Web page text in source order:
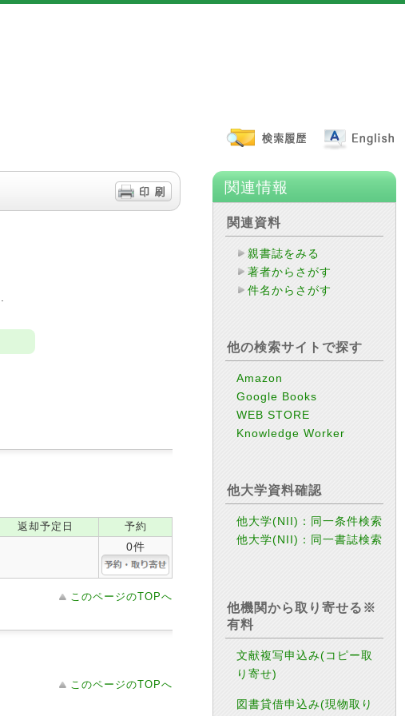
返却予定日 予約
0件
このページのTOPへ
このページのTOPへ
関連情報
関連資料
親書誌をみる
著者からさがす
件名からさがす
他の検索サイトで探す
Amazon
Google Books
WEB STORE
Knowledge Worker
他大学資料確認
他大学(NII)：同一条件検索
他大学(NII)：同一書誌検索
他機関から取り寄せる※
有料
文献複写申込み(コピー取
り寄せ)
図書貸借申込み(現物取り